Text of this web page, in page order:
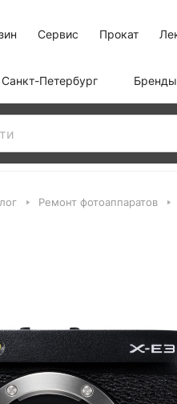
Сервис Прокат
Санкт-Петербург Бренды
Ремонт фотоаппаратов